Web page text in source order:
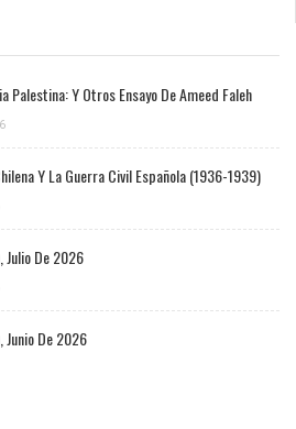
Palestina: Y Otros Ensayo De Ameed Faleh
Y La Guerra Civil Española (1936-1939)
Julio De 2026
De 2026